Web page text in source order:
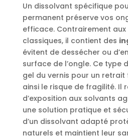
Un dissolvant spécifique
permanent préserve vos
efficace. Contrairement
classiques, il contient des
évitent de dessécher ou
surface de l’ongle. Ce type
gel du vernis pour un retrait
ainsi le risque de fragilité. Il
d’exposition aux solvants
une solution pratique et
d’un dissolvant adapté
naturels et maintient leur